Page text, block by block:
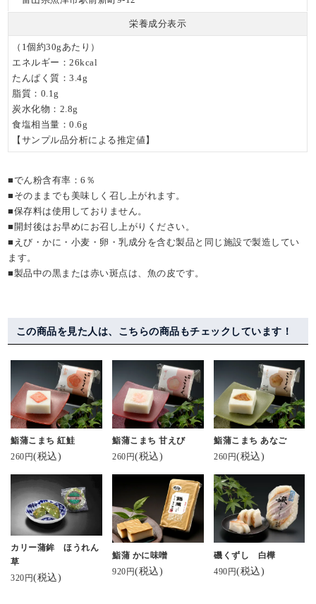
栄養成分表示
（1個約30gあたり）
エネルギー：26kcal
たんぱく質：3.4g
脂質：0.1g
炭水化物：2.8g
食塩相当量：0.6g
【サンプル品分析による推定値】
■でん粉含有率：6％
■そのままでも美味しく召し上がれます。
■保存料は使用しておりません。
■開封後はお早めにお召し上がりください。
■えび・かに・小麦・卵・乳成分を含む製品と同じ施設で製造してい
ます。
■製品中の黒または赤い斑点は、魚の皮です。
この商品を見た人は、こちらの商品もチェックしています！
鮨蒲こまち 紅鮭
260円(税込)
鮨蒲こまち 甘えび
260円(税込)
鮨蒲こまち あなご
260円(税込)
カリー蒲鉾 ほうれん
草
320円(税込)
鮨蒲 かに味噌
920円(税込)
磯くずし 白樺
490円(税込)